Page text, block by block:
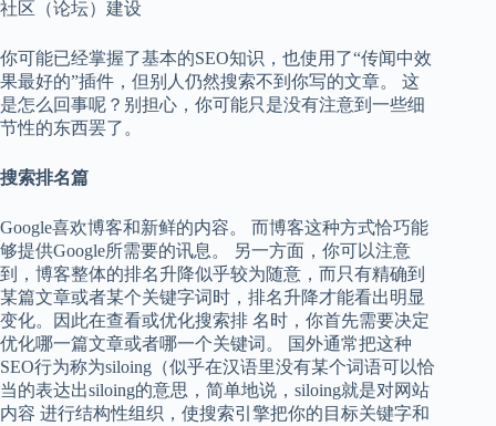
社区（论坛）建设
你可能已经掌握了基本的SEO知识，也使用了“传闻中效
果最好的”插件，但别人仍然搜索不到你写的文章。 这
是怎么回事呢？别担心，你可能只是没有注意到一些细
节性的东西罢了。
搜索排名篇
Google喜欢博客和新鲜的内容。 而博客这种方式恰巧能
够提供Google所需要的讯息。 另一方面，你可以注意
到，博客整体的排名升降似乎较为随意，而只有精确到
某篇文章或者某个关键字词时，排名升降才能看出明显
变化。因此在查看或优化搜索排 名时，你首先需要决定
优化哪一篇文章或者哪一个关键词。 国外通常把这种
SEO行为称为siloing（似乎在汉语里没有某个词语可以恰
当的表达出siloing的意思，简单地说，siloing就是对网站
内容 进行结构性组织，使搜索引擎把你的目标关键字和